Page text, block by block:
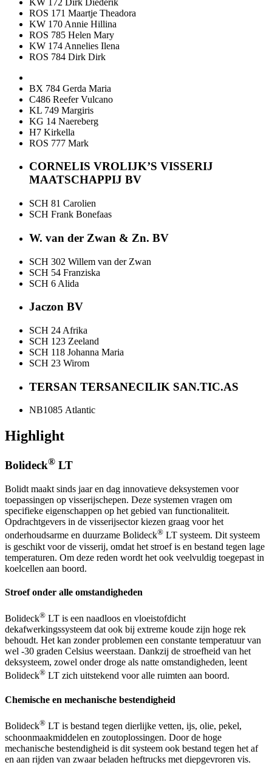
ROS 171 Maartje Theadora
KW 170 Annie Hillina
ROS 785 Helen Mary
KW 174 Annelies Ilena
ROS 784 Dirk Dirk
BX 784 Gerda Maria
C486 Reefer Vulcano
KL 749 Margiris
KG 14 Naereberg
H7 Kirkella
ROS 777 Mark
CORNELIS VROLIJK’S VISSERIJ
MAATSCHAPPIJ BV
SCH 81 Carolien
SCH Frank Bonefaas
W. van der Zwan & Zn. BV
SCH 302 Willem van der Zwan
SCH 54 Franziska
SCH 6 Alida
Jaczon BV
SCH 24 Afrika
SCH 123 Zeeland
SCH 118 Johanna Maria
SCH 23 Wirom
TERSAN TERSANECILIK SAN.TIC.AS
NB1085 Atlantic
Highlight
Bolideck® LT
Bolidt maakt sinds jaar en dag innovatieve deksystemen voor
toepassingen op visserijschepen. Deze systemen vragen om
specifieke eigenschappen op het gebied van functionaliteit.
Opdrachtgevers in de visserijsector kiezen graag voor het
onderhoudsarme en duurzame Bolideck® LT systeem. Dit systeem
is geschikt voor de visserij, omdat het stroef is en bestand tegen lage
temperaturen. Om deze reden wordt het ook veelvuldig toegepast in
koelcellen aan boord.
Stroef onder alle omstandigheden
Bolideck® LT is een naadloos en vloeistofdicht
dekafwerkingssysteem dat ook bij extreme koude zijn hoge rek
behoudt. Het kan zonder problemen een constante temperatuur van
wel -30 graden Celsius weerstaan. Dankzij de stroefheid van het
deksysteem, zowel onder droge als natte omstandigheden, leent
Bolideck® LT zich uitstekend voor alle ruimten aan boord.
Chemische en mechanische bestendigheid
Bolideck® LT is bestand tegen dierlijke vetten, ijs, olie, pekel,
schoonmaakmiddelen en zoutoplossingen. Door de hoge
mechanische bestendigheid is dit systeem ook bestand tegen het af
en aan rijden van zwaar beladen heftrucks met diepgevroren vis.